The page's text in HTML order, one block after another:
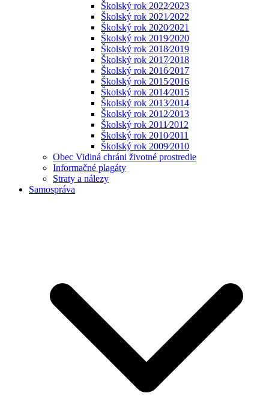
Školský rok 2022⁄2023
Školský rok 2021⁄2022
Školský rok 2020⁄2021
Školský rok 2019⁄2020
Školský rok 2018⁄2019
Školský rok 2017⁄2018
Školský rok 2016⁄2017
Školský rok 2015⁄2016
Školský rok 2014⁄2015
Školský rok 2013⁄2014
Školský rok 2012⁄2013
Školský rok 2011⁄2012
Školský rok 2010⁄2011
Školský rok 2009⁄2010
Obec Vidiná chráni životné prostredie
Informačné plagáty
Straty a nálezy
Samospráva